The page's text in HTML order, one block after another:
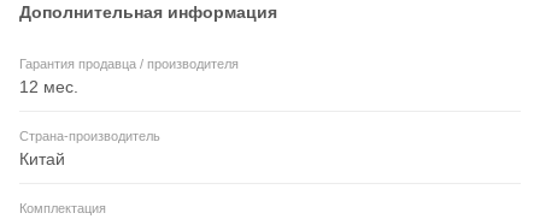
Дополнительная информация
Гарантия продавца / производителя
12 мес.
Страна-производитель
Китай
Комплектация